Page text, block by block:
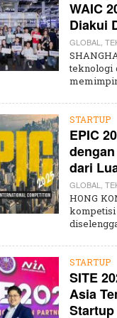
WAIC
Diakui
GLOBAL
teknologi
STARTUP
EPIC
dari
GLOBAL
HONG
kompetisi
STARTUP
SITE
Asia
Startup